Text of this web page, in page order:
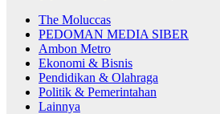
The Moluccas
PEDOMAN MEDIA SIBER
Ambon Metro
Ekonomi & Bisnis
Pendidikan & Olahraga
Politik & Pemerintahan
Lainnya